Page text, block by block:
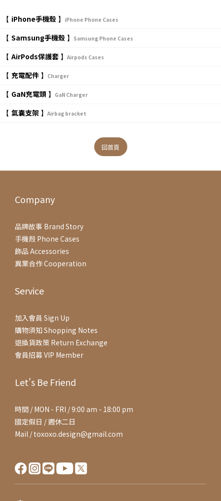
【 iPhone手機殼 】 iPhone Phone Cases
【 Samsung手機殼 】 Samsung Phone Cases
【 AirPods保護套 】Airpods Cases
【 充電配件 】 Charger
【 GaN充電頭 】 GaN Charger
【 氣囊支架 】Airbag bracket
回首頁
Company
品牌故事 Brand Story
手機殼 Phone Cases
飾品 Accessories
異業合作 Cooperation
Service
加入會員 Sign Up
購物須知 Shopping Notes
退換貨政策 Return Exchange
會員招募 VIP Member
Let's Be Friend
時間 / MON - FRI / 9:00 am - 18:00 pm
國定假日 / 週休二日
Mail / toxoxo.design@gmail.com